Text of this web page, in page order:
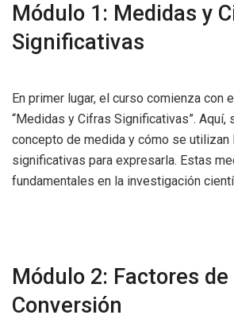
Módulo 1: Medidas y
Significativas
En primer lugar, el curso comienza con
“Medidas y Cifras Significativas”. Aquí,
concepto de medida y cómo se utilizan
significativas para expresarla. Estas
fundamentales en la investigación
Módulo 2: Factores de
Conversión